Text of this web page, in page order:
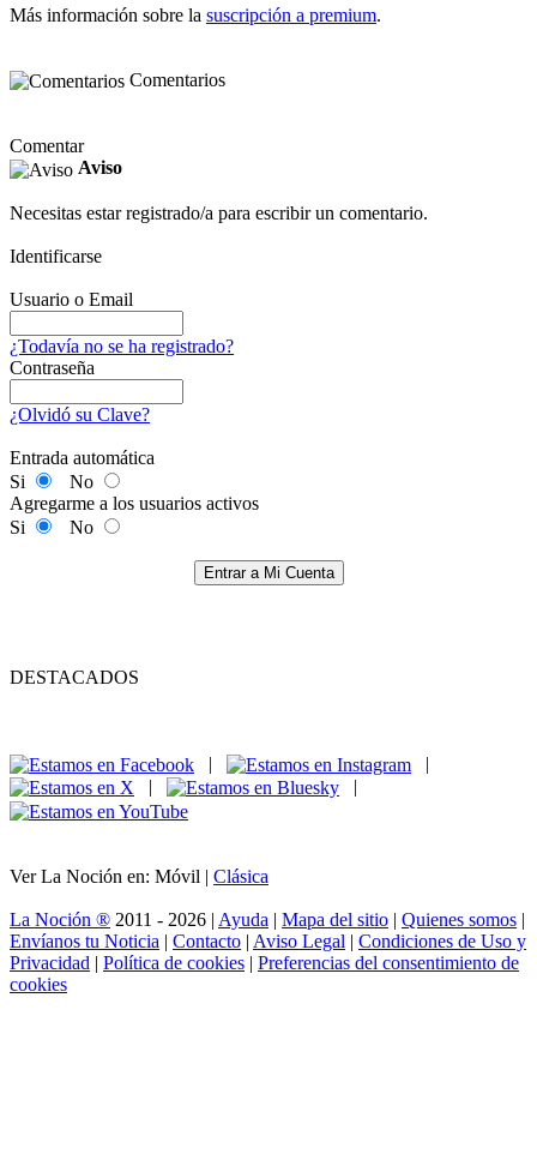
Más información sobre la suscripción a premium.
Comentarios
Comentar
Aviso
Necesitas estar registrado/a para escribir un comentario.
Identificarse
Usuario o Email
¿Todavía no se ha registrado?
Contraseña
¿Olvidó su Clave?
Entrada automática
Si
No
Agregarme a los usuarios activos
Si
No
Entrar a Mi Cuenta
DESTACADOS
|
|
|
|
Ver La Noción en: Móvil | Clásica
La Noción ® 2011 - 2026 | Ayuda | Mapa del sitio | Quienes somos |
Envíanos tu Noticia | Contacto | Aviso Legal | Condiciones de Uso y
Privacidad | Política de cookies | Preferencias del consentimiento de
cookies